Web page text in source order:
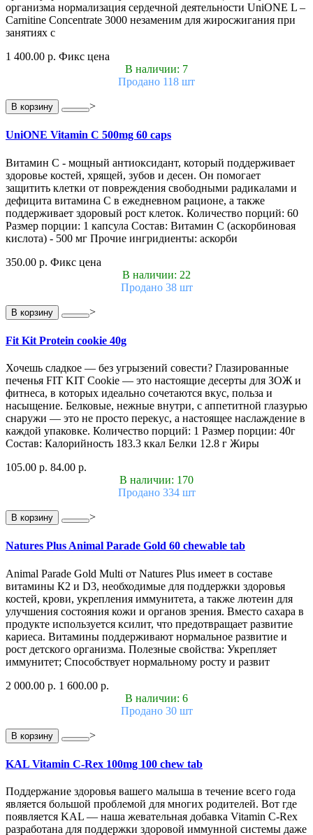
организма нормализация сердечной деятельности UniONE L –
Carnitine Concentrate 3000 незаменим для жиросжигания при
занятиях с
1 400.00 р. Фикс цена
В наличии: 7
Продано 118 шт
В корзину >
UniONE Vitamin С 500mg 60 caps
Витамин С - мощный антиоксидант, который поддерживает
здоровье костей, хрящей, зубов и десен. Он помогает
защитить клетки от повреждения свободными радикалами и
дефицита витамина С в ежедневном рационе, а также
поддерживает здоровый рост клеток. Количество порций: 60
Размер порции: 1 капсула Состав: Витамин С (аскорбиновая
кислота) - 500 мг Прочие ингридиенты: аскорби
350.00 р. Фикс цена
В наличии: 22
Продано 38 шт
В корзину >
Fit Kit Protein cookie 40g
Хочешь сладкое — без угрызений совести? Глазированные
печенья FIT KIT Cookie — это настоящие десерты для ЗОЖ и
фитнеса, в которых идеально сочетаются вкус, польза и
насыщение. Белковые, нежные внутри, с аппетитной глазурью
снаружи — это не просто перекус, а настоящее наслаждение в
каждой упаковке. Количество порций: 1 Размер порции: 40г
Состав: Калорийность 183.3 ккал Белки 12.8 г Жиры
105.00 р. 84.00 р.
В наличии: 170
Продано 334 шт
В корзину >
Natures Plus Animal Parade Gold 60 chewable tab
Animal Parade Gold Multi от Natures Plus имеет в составе
витамины К2 и D3, необходимые для поддержки здоровья
костей, крови, укрепления иммунитета, а также лютеин для
улучшения состояния кожи и органов зрения. Вместо сахара в
продукте используется ксилит, что предотвращает развитие
кариеса. Витамины поддерживают нормальное развитие и
рост детского организма. Полезные свойства: Укрепляет
иммунитет; Способствует нормальному росту и развит
2 000.00 р. 1 600.00 р.
В наличии: 6
Продано 30 шт
В корзину >
KAL Vitamin C-Rex 100mg 100 chew tab
Поддержание здоровья вашего малыша в течение всего года
является большой проблемой для многих родителей. Вот где
появляется KAL — наша жевательная добавка Vitamin C-Rex
разработана для поддержки здоровой иммунной системы даже